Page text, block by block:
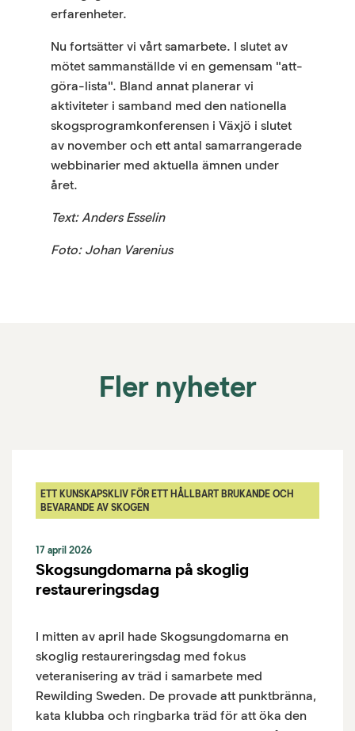
erfarenheter.
Nu fortsätter vi vårt samarbete. I slutet av
mötet sammanställde vi en gemensam "att-
göra-lista". Bland annat planerar vi
aktiviteter i samband med den nationella
skogsprogramkonferensen i Växjö i slutet
av november och ett antal samarrangerade
webbinarier med aktuella ämnen under
året.
Text: Anders Esselin
Foto: Johan Varenius
Fler nyheter
ETT KUNSKAPSKLIV FÖR ETT HÅLLBART BRUKANDE OCH
BEVARANDE AV SKOGEN
17 april 2026
Skogsungdomarna på skoglig
restaureringsdag
I mitten av april hade Skogsungdomarna en
skoglig restaureringsdag med fokus
veteranisering av träd i samarbete med
Rewilding Sweden. De provade att punktbränna,
kata klubba och ringbarka träd för att öka den